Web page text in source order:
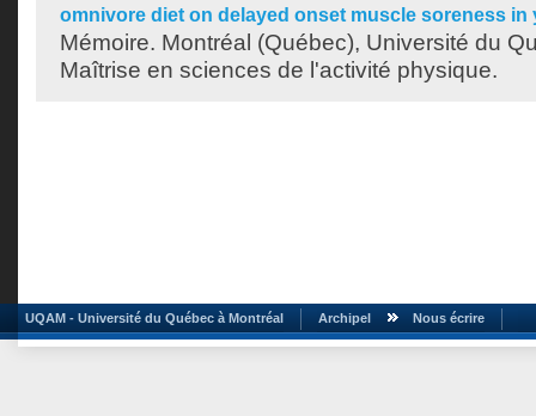
omnivore diet on delayed onset muscle soreness in
Mémoire. Montréal (Québec), Université du
Maîtrise en sciences de l'activité physique.
UQAM - Université du Québec à Montréal Archipel Nous écrire